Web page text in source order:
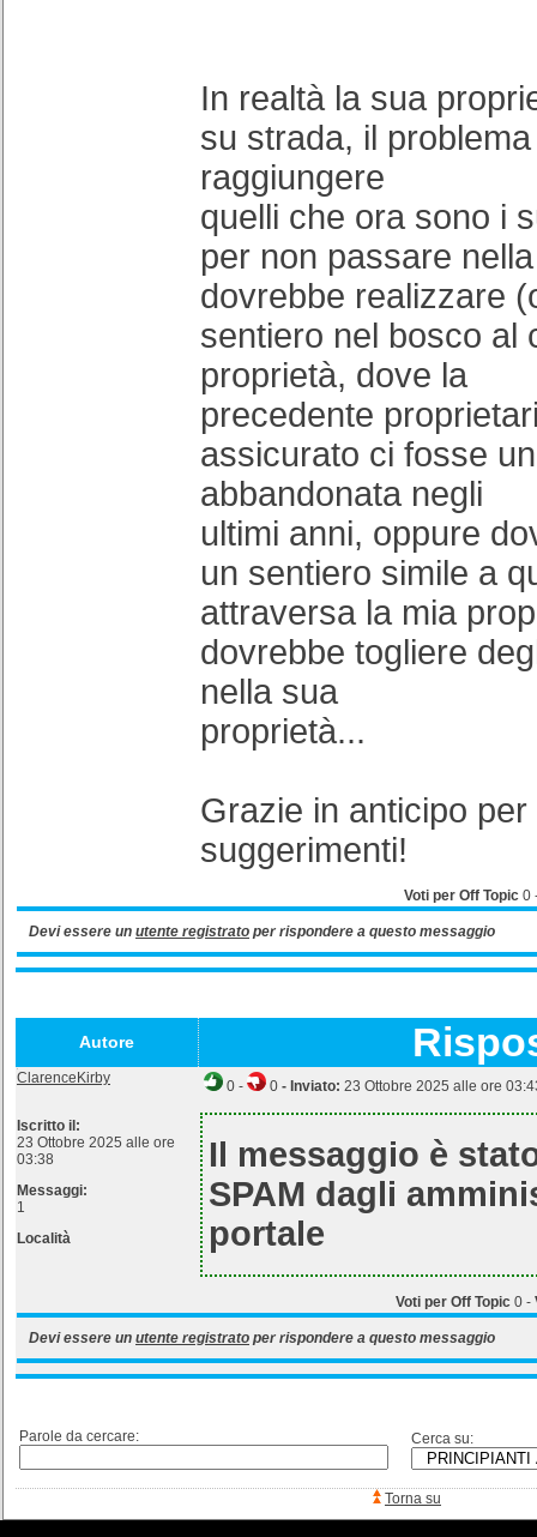
In realtà la sua
su strada, il
raggiungere
quelli che ora sono i
per non passare
dovrebbe realizzare
sentiero nel bosco al
proprietà, dove la
precedente
assicurato ci fosse
abbandonata negli
ultimi anni, oppure
un sentiero simile a
attraversa la mia
dovrebbe togliere
nella sua
proprietà...
Grazie in anticipo
suggerimenti!
Voti per Off Topic 0
Devi essere un utente registrato per rispondere a questo messaggio
Autore
ClarenceKirby
Iscritto il:
23 Ottobre 2025 alle ore
03:38
Messaggi:
1
Località
0 - 0 - Inviato: 23 Ottobre 2025 alle ore
Il messaggio è
SPAM dagli
portale
Voti per Off Topic 0 -
Devi essere un utente registrato per rispondere a questo messaggio
Parole da cercare: Cerca su:
Torna su